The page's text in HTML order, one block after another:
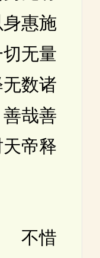
惠施
无量
数诸
哉善
帝释
不惜